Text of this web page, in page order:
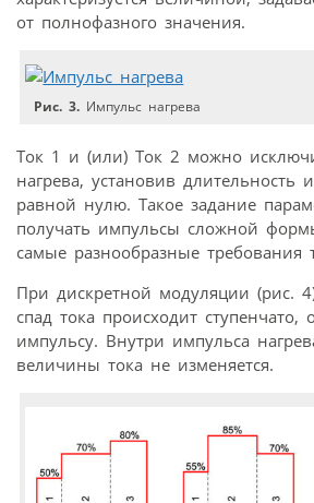
от полнофазного значения.
Рис. 3. Импульс нагрева
Ток 1 и (или) Ток 2 можно
нагрева, установив длительность
равной нулю. Такое задание
получать импульсы сложной
самые разно­образные требования
При дискретной модуляции (рис.
спад тока происходит ступенчато,
импульсу. Внутри импульса
величины тока не изменяется.